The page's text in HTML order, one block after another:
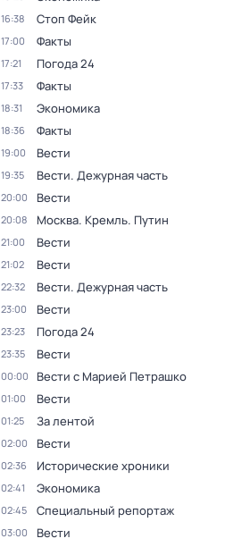
16:38 Стоп Фейк
17:00 Факты
17:21 Погода 24
17:33 Факты
18:31 Экономика
18:36 Факты
19:00 Вести
19:35 Вести. Дежурная часть
20:00 Вести
20:08 Москва. Кремль. Путин
21:00 Вести
21:02 Вести
22:32 Вести. Дежурная часть
23:00 Вести
23:23 Погода 24
23:35 Вести
00:00 Вести с Марией Петрашко
01:00 Вести
01:25 За лентой
02:00 Вести
02:36 Исторические хроники
02:41 Экономика
02:45 Специальный репортаж
03:00 Вести